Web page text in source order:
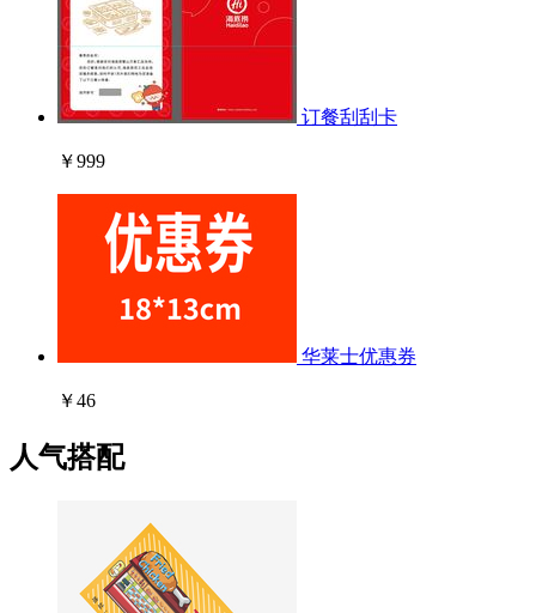
订餐刮刮卡
￥999
华莱士优惠券
￥46
人气搭配